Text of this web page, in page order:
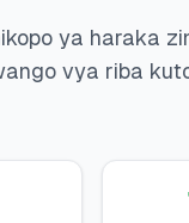
ya haraka
vya riba